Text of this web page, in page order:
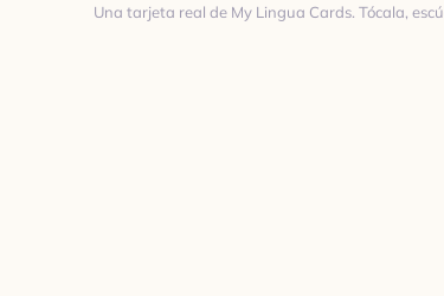
Una tarjeta real de My Lingua Cards. Tócala,